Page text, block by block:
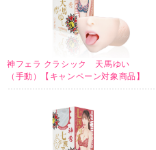
神フェラ クラシック 天馬ゆい
（手動）【キャンペーン対象商品】